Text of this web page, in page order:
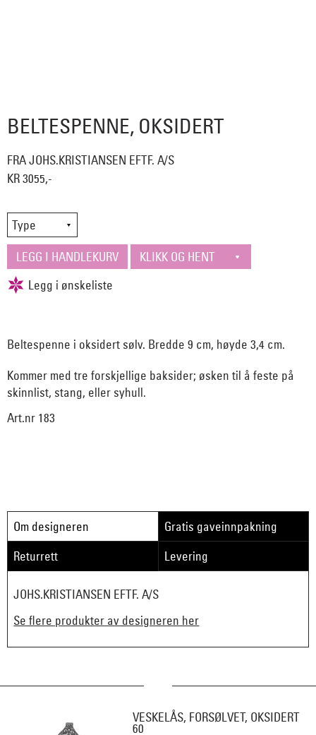
BELTESPENNE, OKSIDERT
FRA JOHS.KRISTIANSEN EFTF. A/S
KR 3055,-
Beltespenne i oksidert sølv. Bredde 9 cm, høyde 3,4 cm.
Kommer med tre forskjellige baksider; øsken til å feste på
skinnlist, stang, eller syhull.
Art.nr 183
Om designeren
Gratis gaveinnpakning
Returrett
Levering
JOHS.KRISTIANSEN EFTF. A/S
Se flere produkter av designeren her
VESKELÅS, FORSØLVET, OKSIDERT
60